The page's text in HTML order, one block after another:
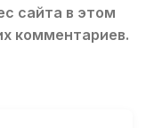
сайта в этом
комментариев.